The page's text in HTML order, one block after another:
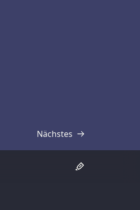
Nächstes
Transkript